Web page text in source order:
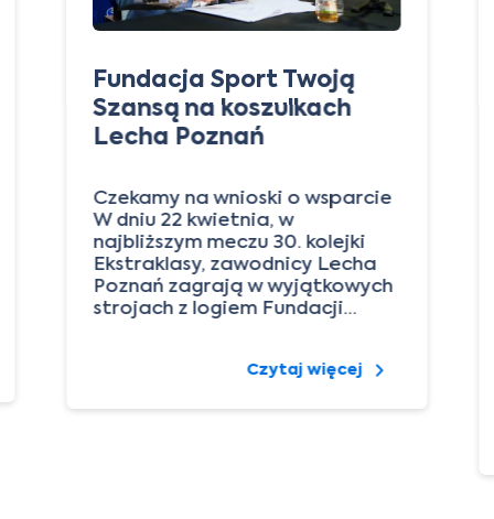
Fundacja Sport Twoją
Szansą na koszulkach
Lecha Poznań
Czekamy na wnioski o wsparcie
W dniu 22 kwietnia, w
najbliższym meczu 30. kolejki
Ekstraklasy, zawodnicy Lecha
Poznań zagrają w wyjątkowych
strojach z logiem Fundacji…
Czytaj więcej